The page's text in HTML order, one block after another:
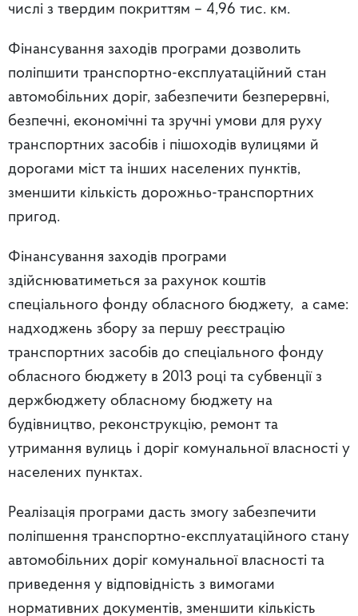
числі з твердим покриттям – 4,96 тис. км.
Фінансування заходів програми дозволить
поліпшити транспортно-експлуатаційний стан
автомобільних доріг, забезпечити безперервні,
безпечні, економічні та зручні умови для руху
транспортних засобів і пішоходів вулицями й
дорогами міст та інших населених пунктів,
зменшити кількість дорожньо-транспортних
пригод.
Фінансування заходів програми
здійснюватиметься за рахунок коштів
спеціального фонду обласного бюджету, а саме:
надходжень збору за першу реєстрацію
транспортних засобів до спеціального фонду
обласного бюджету в 2013 році та субвенції з
держбюджету обласному бюджету на
будівництво, реконструкцію, ремонт та
утримання вулиць і доріг комунальної власності у
населених пунктах.
Реалізація програми дасть змогу забезпечити
поліпшення транспортно-експлуатаційного стану
автомобільних доріг комунальної власності та
приведення у відповідність з вимогами
нормативних документів, зменшити кількість